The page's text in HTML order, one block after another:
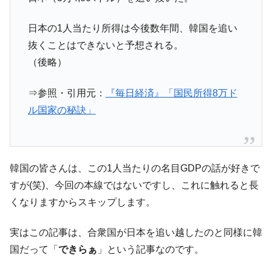
『Money1』
韓国型イージス搭載の次世代駆逐艦
「KDDX」1番艦、2032年竣工と公示
『Money1』
『Money1』
韓国政府『BYD』車への補助金を全廃 ⇒ 実
は韓国で『BYD』車は売れている。6カ月で対前年同期比
在韓米国大使スティールが着韓！⇒ さっそ
ドを掲げる「在韓反米勢力」
『Money1』
韓国政府「2035年までに18.4GW規模のAIデ
ータセンター整備」⇒ だから無理だってば。
ほぼ終わった」
『Money1』
韓国『国民年金公団』株価暴落で200兆蒸
日本の1人当たり所得は今後数年間、韓国を追い
抜くことはできないと予想される。
（後略）
⇒参照・引用元：
『毎日経済』「国民所得8万ド
ル国家の秘訣」
韓国の皆さんは、この1人当たりの名目GDPの話が好きで
すが(笑)、今回の本線ではないですし、これに触れると長
くなりますからスキップします。
実はこの記事は、合衆国が日本を追い越したのと同様に韓
国だって「 できらぁ 」という記事なのです。